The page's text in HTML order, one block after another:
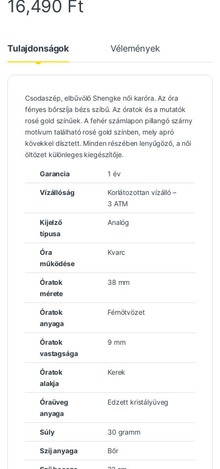
16,490 Ft
Tulajdonságok Vélemények
Csodaszép, elbűvölő Shengke női karóra. Az óra
fényes bőrszíja bézs szíbű. Az óratok és a mutatók
rosé gold színűek. A fehér számlapon pillangó szárny
motívum található rosé gold színben, mely apró
kövekkel dísztett. Minden részében lenyűgöző, a női
öltözet különleges kiegészítője.
Garancia 1 év
Vízállóság
Korlátozottan vízálló –
3 ATM
Kijelző
típusa
Analóg
Óra
működése
Kvarc
Óratok
mérete
38 mm
Óratok
anyaga
Fémötvözet
Óratok
vastagsága
9 mm
Óratok
alakja
Kerek
Óraüveg
anyaga
Edzett kristályüveg
Súly 30 gramm
Szíj anyaga Bőr